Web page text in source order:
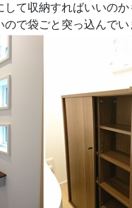
て収納すればいいのか
で袋ごと突っ込んでい